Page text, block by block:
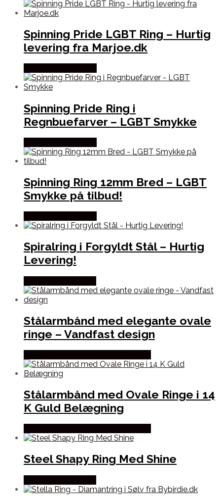
Spinning Pride LGBT Ring – Hurtig
levering fra Marjoe.dk
Spinning Pride Ring i
Regnbuefarver – LGBT Smykke
Spinning Ring 12mm Bred – LGBT
Smykke på tilbud!
Spiralring i Forgyldt Stål – Hurtig
Levering!
Stålarmbånd med elegante ovale
ringe – Vandfast design
Stålarmbånd med Ovale Ringe i 14
K Guld Belægning
Steel Shapy Ring Med Shine